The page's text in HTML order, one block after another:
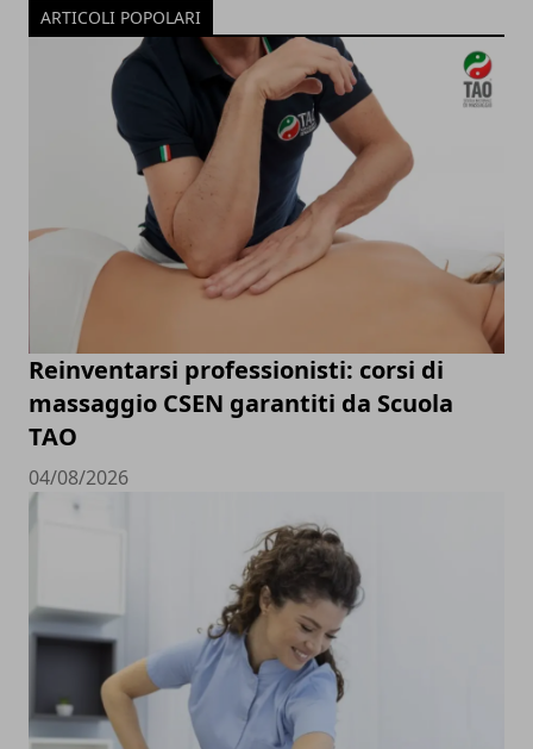
ARTICOLI POPOLARI
Reinventarsi professionisti: corsi di
massaggio CSEN garantiti da Scuola
TAO
04/08/2026